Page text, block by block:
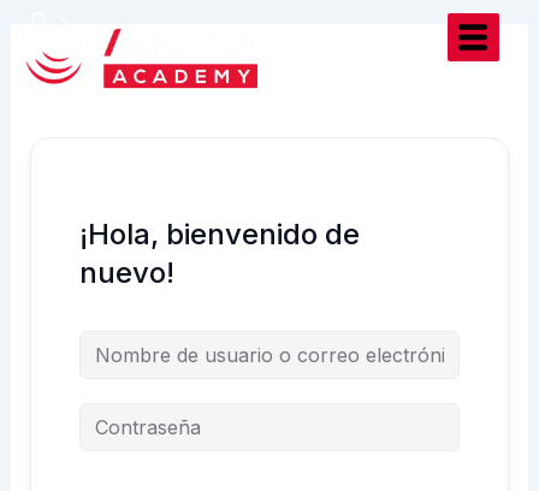
contenido
¡Hola, bienvenido de
nuevo!